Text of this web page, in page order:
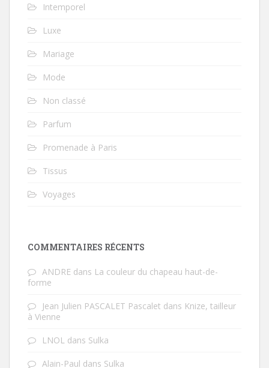
Intemporel
Luxe
Mariage
Mode
Non classé
Parfum
Promenade à Paris
Tissus
Voyages
COMMENTAIRES RÉCENTS
ANDRE dans La couleur du chapeau haut-de-
forme
Jean Julien PASCALET Pascalet dans Knize, tailleur
à Vienne
LNOL dans Sulka
Alain-Paul dans Sulka